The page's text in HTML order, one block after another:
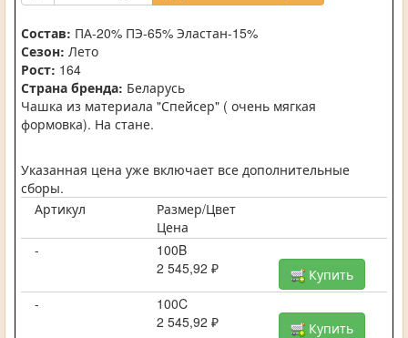
Состав: ПА-20% ПЭ-65% Эластан-15%
Сезон: Лето
Рост: 164
Страна бренда: Беларусь
Чашка из материала "Спейсер" ( очень мягкая
формовка). На стане.
Указанная цена уже включает все дополнительные
сборы.
Артикул
Размер/Цвет
Цена
-
100B
2 545,92 ₽
Купить
-
100C
2 545,92 ₽
Купить